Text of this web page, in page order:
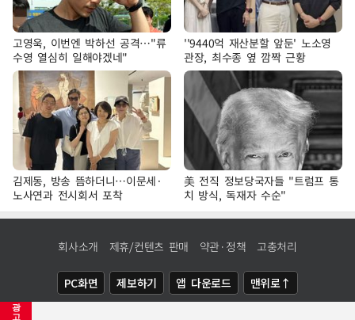
광
고
고영욱, 이번엔 박하선 공격…"류
수영 열심히 일해야겠네"
''9440억 재산분할 앞둔' 노소영
관장, 최수종 옆 깜짝 근황
김제동, 방송 뜸하더니…이문세·
노사연과 전시회서 포착
美 전직 정보당국자들 "트럼프 통
치 방식, 독재자 수순"
회사소개 제휴/컨텐츠 판매 약관·정책 고충처리
PC화면 제보하기 앱 다운로드 맨위로↑